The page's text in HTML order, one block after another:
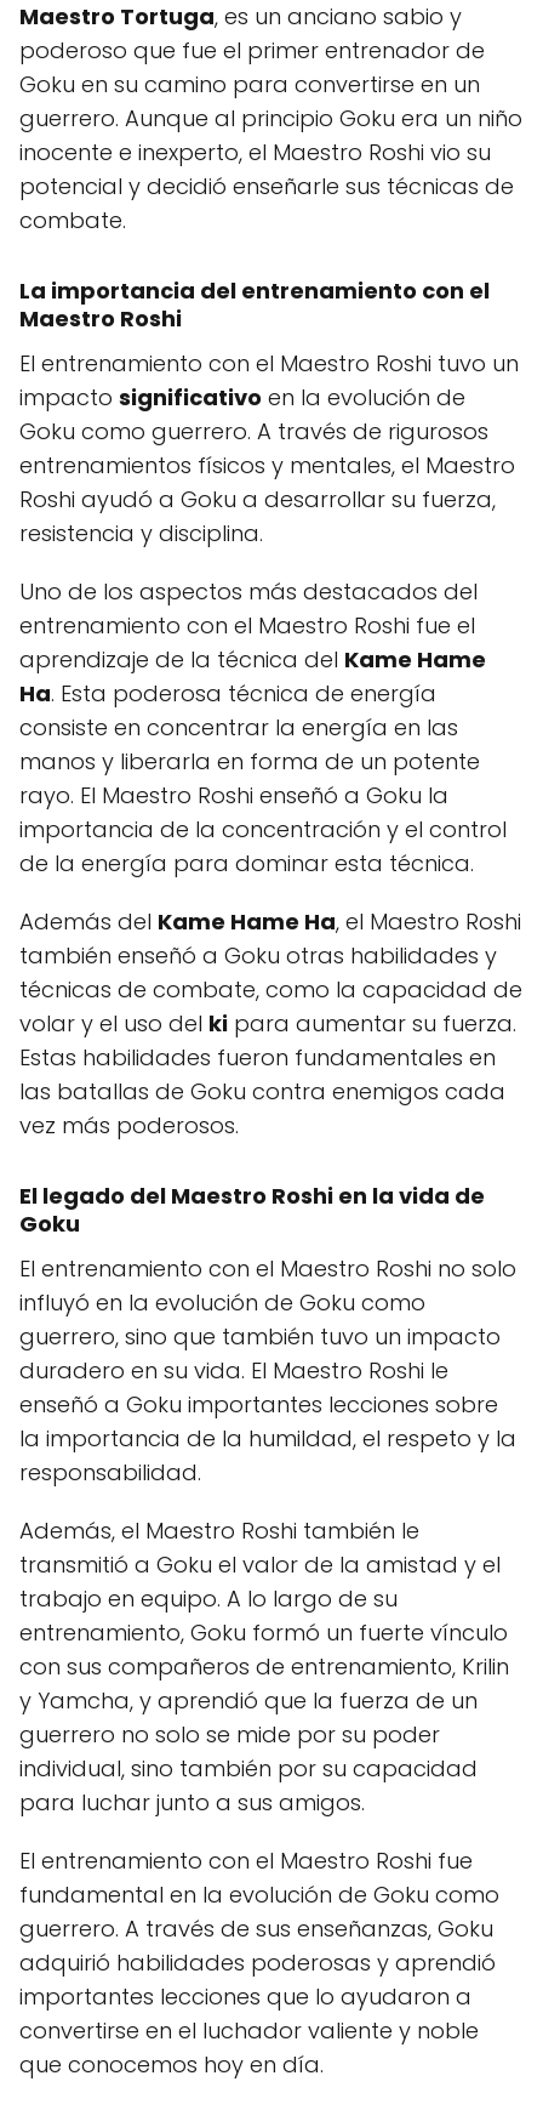
Maestro Tortuga, es un anciano sabio y
poderoso que fue el primer entrenador de
Goku en su camino para convertirse en un
guerrero. Aunque al principio Goku era un niño
inocente e inexperto, el Maestro Roshi vio su
potencial y decidió enseñarle sus técnicas de
combate.
La importancia del entrenamiento con el
Maestro Roshi
El entrenamiento con el Maestro Roshi tuvo un
impacto significativo en la evolución de
Goku como guerrero. A través de rigurosos
entrenamientos físicos y mentales, el Maestro
Roshi ayudó a Goku a desarrollar su fuerza,
resistencia y disciplina.
Uno de los aspectos más destacados del
entrenamiento con el Maestro Roshi fue el
aprendizaje de la técnica del Kame Hame
Ha. Esta poderosa técnica de energía
consiste en concentrar la energía en las
manos y liberarla en forma de un potente
rayo. El Maestro Roshi enseñó a Goku la
importancia de la concentración y el control
de la energía para dominar esta técnica.
Además del Kame Hame Ha, el Maestro Roshi
también enseñó a Goku otras habilidades y
técnicas de combate, como la capacidad de
volar y el uso del ki para aumentar su fuerza.
Estas habilidades fueron fundamentales en
las batallas de Goku contra enemigos cada
vez más poderosos.
El legado del Maestro Roshi en la vida de
Goku
El entrenamiento con el Maestro Roshi no solo
influyó en la evolución de Goku como
guerrero, sino que también tuvo un impacto
duradero en su vida. El Maestro Roshi le
enseñó a Goku importantes lecciones sobre
la importancia de la humildad, el respeto y la
responsabilidad.
Además, el Maestro Roshi también le
transmitió a Goku el valor de la amistad y el
trabajo en equipo. A lo largo de su
entrenamiento, Goku formó un fuerte vínculo
con sus compañeros de entrenamiento, Krilin
y Yamcha, y aprendió que la fuerza de un
guerrero no solo se mide por su poder
individual, sino también por su capacidad
para luchar junto a sus amigos.
El entrenamiento con el Maestro Roshi fue
fundamental en la evolución de Goku como
guerrero. A través de sus enseñanzas, Goku
adquirió habilidades poderosas y aprendió
importantes lecciones que lo ayudaron a
convertirse en el luchador valiente y noble
que conocemos hoy en día.